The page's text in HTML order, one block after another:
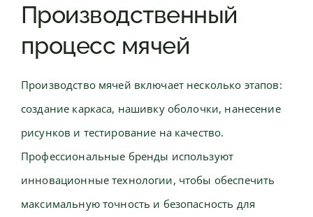
Производственный
процесс мячей
Производство мячей включает несколько этапов:
создание каркаса, нашивку оболочки, нанесение
рисунков и тестирование на качество.
Профессиональные бренды используют
инновационные технологии, чтобы обеспечить
максимальную точность и безопасность для